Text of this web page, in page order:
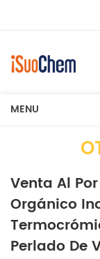
MENU
Venta Al
Orgánico
Perlado De